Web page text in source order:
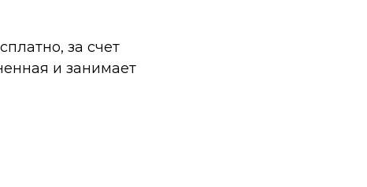
за счет
и занимает